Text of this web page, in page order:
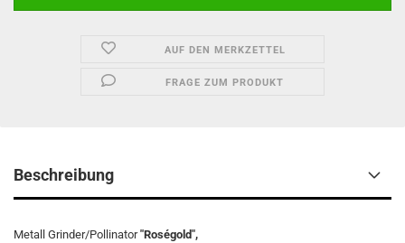
AUF DEN MERKZETTEL
FRAGE ZUM PRODUKT
Beschreibung
Metall Grinder/Pollinator"Roségold",